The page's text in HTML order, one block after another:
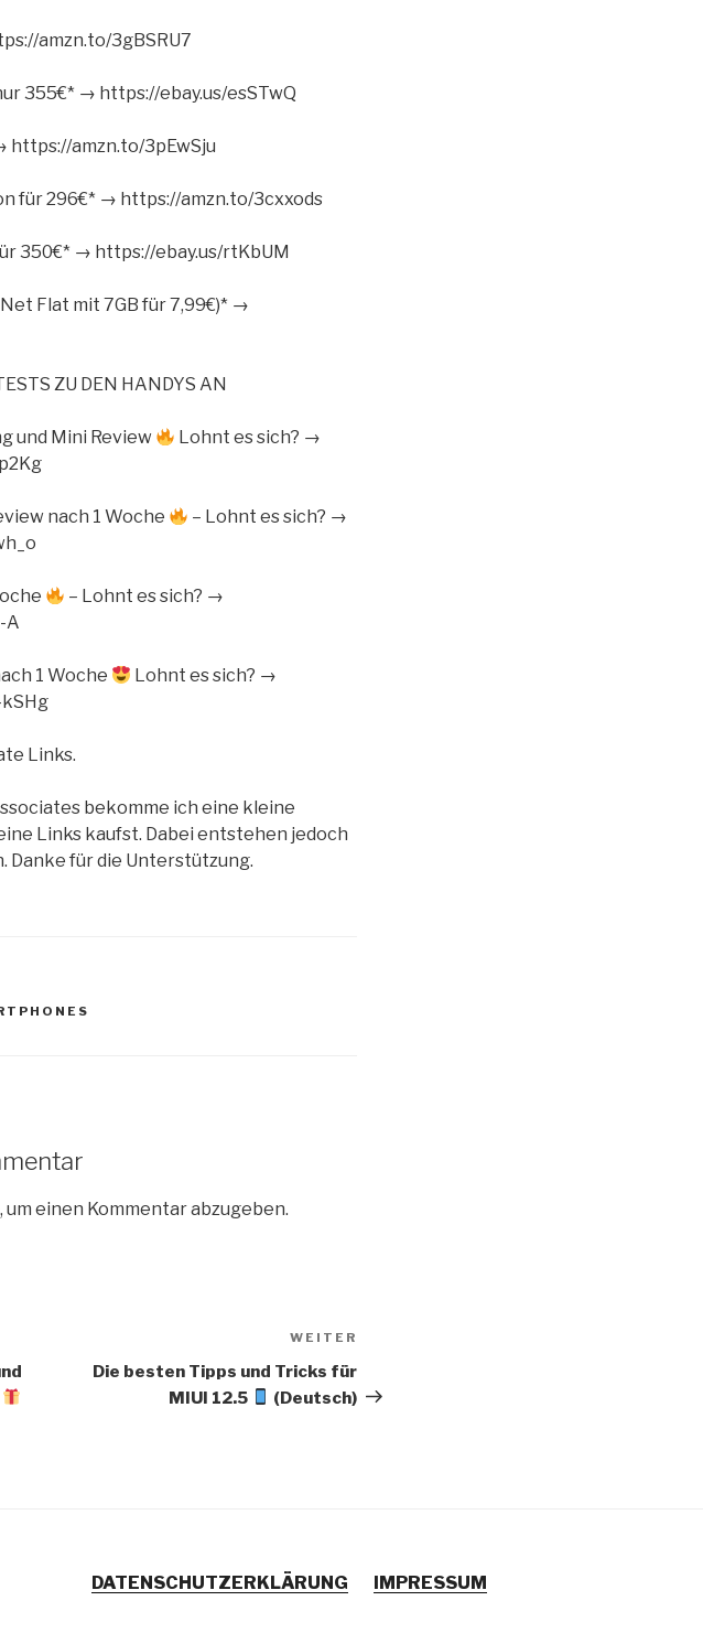
amzn.to/3gBSRU7
355€* → https://ebay.us/esSTwQ
https://amzn.to/3pEwSju
für 296€* → https://amzn.to/3cxxods
350€* → https://ebay.us/rtKbUM
Flat mit 7GB für 7,99€)* →
ZU DEN HANDYS AN
und Mini Review
Lohnt es sich? →
nach 1 Woche
– Lohnt es sich? →
– Lohnt es sich? →
A
1 Woche
Lohnt es sich? →
Links.
bekomme ich eine kleine
Links kaufst. Dabei entstehen jedoch
Danke für die Unterstützung.
um einen Kommentar abzugeben.
Beitrag
WEITER
Die besten Tipps und Tricks für
MIUI 12.5
(Deutsch)
DATENSCHUTZERKLÄRUNG IMPRESSUM